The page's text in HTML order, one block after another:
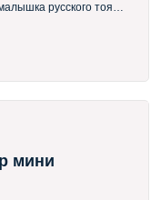
русского тоя 3
мини